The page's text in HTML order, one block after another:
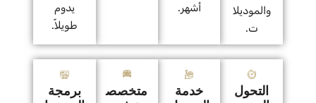
والموديلا
ت.
أشهر.
يدوم
طويلاً.
التحول
خدمة
متخصص
برمجة